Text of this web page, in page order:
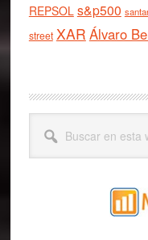
REPSOL s&p500
street XAR Álvaro
esta